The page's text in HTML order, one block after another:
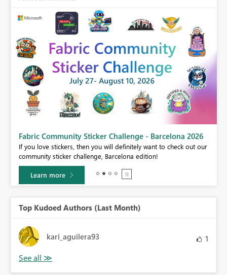
Fabric Community Sticker Challenge - Barcelona 2026
If you love stickers, then you will definitely want to check out our
community sticker challenge, Barcelona edition!
Learn more
Top Kudoed Authors (Last Month)
kari_aguilera93 1